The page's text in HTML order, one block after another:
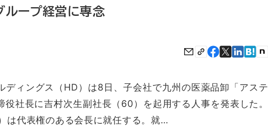
ループ経営に専念
ィングス（HD）は8日、子会社で九州の医薬品卸「アステ
役社長に吉村次生副社長（60）を起用する人事を発表した。
は代表権のある会長に就任する。就…